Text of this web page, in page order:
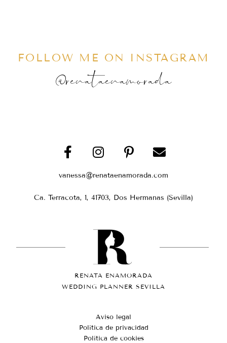
FOLLOW ME ON INSTAGRAM
@renataenamorada
vanessa@renataenamorada.com
Ca. Terracota, 1, 41703, Dos Hermanas (Sevilla)
RENATA ENAMORADA
WEDDING PLANNER SEVILLA
Aviso legal
Política de privacidad
Política de cookies